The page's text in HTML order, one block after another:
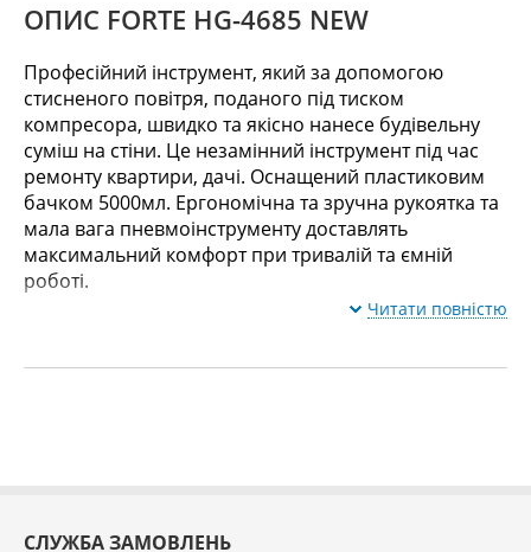
ОПИС FORTE HG-4685 NEW
Професійний інструмент, який за допомогою
стисненого повітря, поданого під тиском
компресора, швидко та якісно нанесе будівельну
суміш на стіни. Це незамінний інструмент під час
ремонту квартири, дачі. Оснащений пластиковим
бачком 5000мл. Ергономічна та зручна рукоятка та
мала вага пневмоінструменту доставлять
максимальний комфорт при тривалій та ємній
роботі.
Читати повністю
СЛУЖБА ЗАМОВЛЕНЬ